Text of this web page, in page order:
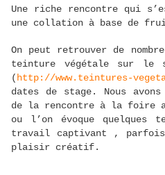
Une riche rencontre qui
une collation à base de
On peut retrouver de
teinture végétale sur le
( http://www.teintures-
dates de stage. Nous
de la rencontre à la foire
ou l’on évoque quelques
travail captivant , parfois
plaisir créatif.